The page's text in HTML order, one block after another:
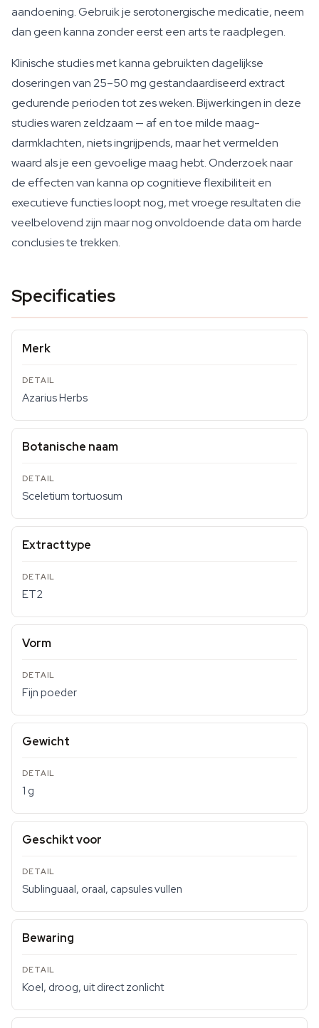
aandoening. Gebruik je serotonergische medicatie, neem
dan geen kanna zonder eerst een arts te raadplegen.
Klinische studies met kanna gebruikten dagelijkse
doseringen van 25–50 mg gestandaardiseerd extract
gedurende perioden tot zes weken. Bijwerkingen in deze
studies waren zeldzaam — af en toe milde maag-
darmklachten, niets ingrijpends, maar het vermelden
waard als je een gevoelige maag hebt. Onderzoek naar
de effecten van kanna op cognitieve flexibiliteit en
executieve functies loopt nog, met vroege resultaten die
veelbelovend zijn maar nog onvoldoende data om harde
conclusies te trekken.
Specificaties
Merk
Azarius Herbs
Botanische naam
Sceletium tortuosum
Extracttype
ET2
Vorm
Fijn poeder
Gewicht
1 g
Geschikt voor
Sublinguaal, oraal, capsules vullen
Bewaring
Koel, droog, uit direct zonlicht